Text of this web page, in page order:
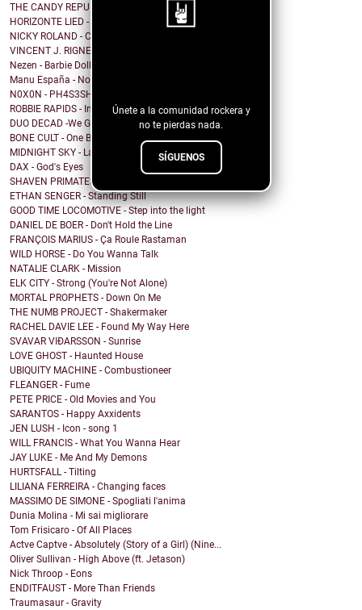
Únete a la comunidad rockera y
no te pierdas nada.
SÍGUENOS
THE CANDY REPUBLIC - I do not write love songs
HORIZONTE LIED - Memorias de Crónicas Futuras [Rem...
NICKY ROLAND - Carried Away
VINCENT J. RIGNEY - Beautiful Human
Nezen - Barbie Doll
Manu España - No me importa cómo voy a acabar
N0X0N - PH4S3SH1FT
ROBBIE RAPIDS - In Our House
DUO DECAD -We Got It All Worked Out
BONE CULT - One By One
MIDNIGHT SKY - Last Hope for the Modern World
DAX - God's Eyes
SHAVEN PRIMATES - Birds Aren't Real
ETHAN SENGER - Standing Still
GOOD TIME LOCOMOTIVE - Step into the light
DANIEL DE BOER - Don't Hold the Line
FRANÇOIS MARIUS - Ça Roule Rastaman
WILD HORSE - Do You Wanna Talk
NATALIE CLARK - Mission
ELK CITY - Strong (You're Not Alone)
MORTAL PROPHETS - Down On Me
THE NUMB PROJECT - Shakermaker
RACHEL DAVIE LEE - Found My Way Here
SVAVAR VIÐARSSON - Sunrise
LOVE GHOST - Haunted House
UBIQUITY MACHINE - Combustioneer
FLEANGER - Fume
PETE PRICE - Old Movies and You
SARANTOS - Happy Axxidents
JEN LUSH - Icon - song 1
WILL FRANCIS - What You Wanna Hear
JAY LUKE - Me And My Demons
HURTSFALL - Tilting
LILIANA FERREIRA - Changing faces
MASSIMO DE SIMONE - Spogliati l'anima
Dunia Molina - Mi sai migliorare
Tom Frisicaro - Of All Places
Actve Captve - Absolutely (Story of a Girl) (Nine...
Oliver Sullivan - High Above (ft. Jetason)
Nick Throop - Eons
ENDITFAUST - More Than Friends
Traumasaur - Gravity